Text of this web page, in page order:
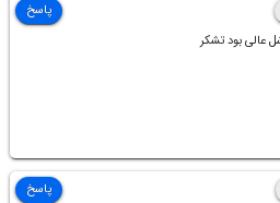
عالی بود تشکر
پاسخ
پاسخ